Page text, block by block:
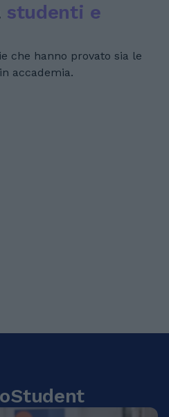
studenti e
che hanno provato sia le
accademia.